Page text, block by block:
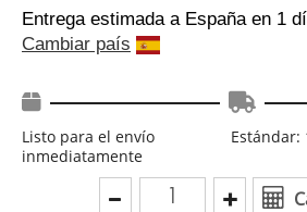
Entrega estimada a España en 1
Cambiar país
Listo para el envío
inmediatamente
Estándar: